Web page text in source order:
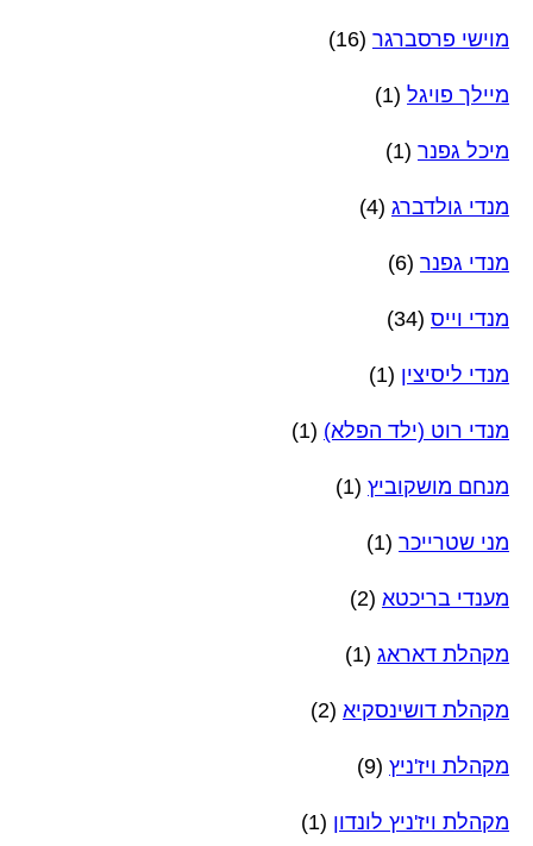
מוישי פרסברגר (16)
מיילך פויגל (1)
מיכל גפנר (1)
מנדי גולדברג (4)
מנדי גפנר (6)
מנדי וייס (34)
מנדי ליסיצין (1)
מנדי רוט (ילד הפלא) (1)
מנחם מושקוביץ (1)
מני שטרייכר (1)
מענדי בריכטא (2)
מקהלת דאראג (1)
מקהלת דושינסקיא (2)
מקהלת ויז'ניץ (9)
מקהלת ויז'ניץ לונדון (1)